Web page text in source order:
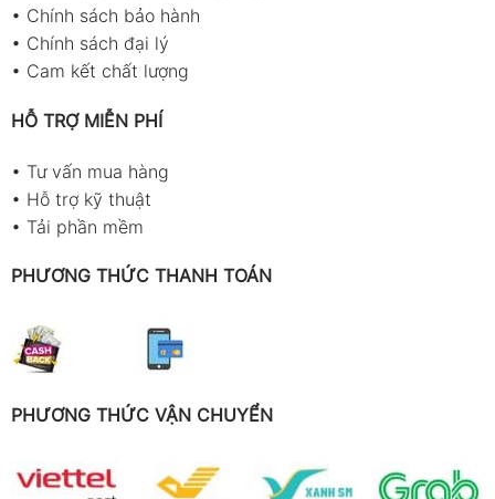
• Chính sách bảo hành
• Chính sách đại lý
• Cam kết chất lượng
HỖ TRỢ MIỄN PHÍ
• Tư vấn mua hàng
• Hỗ trợ kỹ thuật
• Tải phần mềm
PHƯƠNG THỨC THANH TOÁN
PHƯƠNG THỨC VẬN CHUYỂN